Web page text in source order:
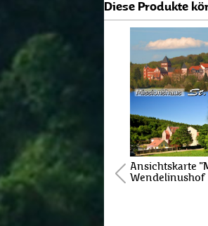
Diese Produkte
Ansichtskarte
Wendelinushof